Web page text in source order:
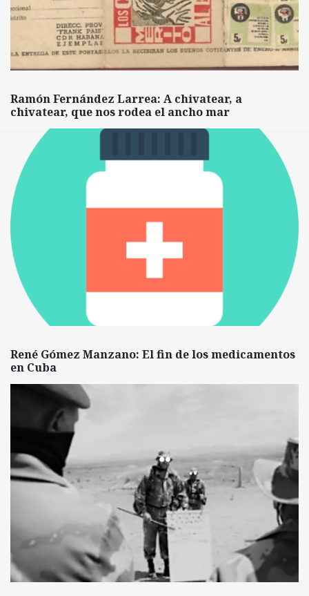
Ramón Fernández Larrea: A chivatear, a
chivatear, que nos rodea el ancho mar
René Gómez Manzano: El fin de los medicamentos
en Cuba